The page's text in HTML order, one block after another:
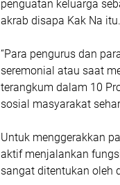
penguatan keluarga
akrab disapa Kak Na itu.
“Para pengurus dan
seremonial atau saat
terangkum dalam 10
sosial masyarakat
Untuk menggerakkan
aktif menjalankan
sangat ditentukan oleh